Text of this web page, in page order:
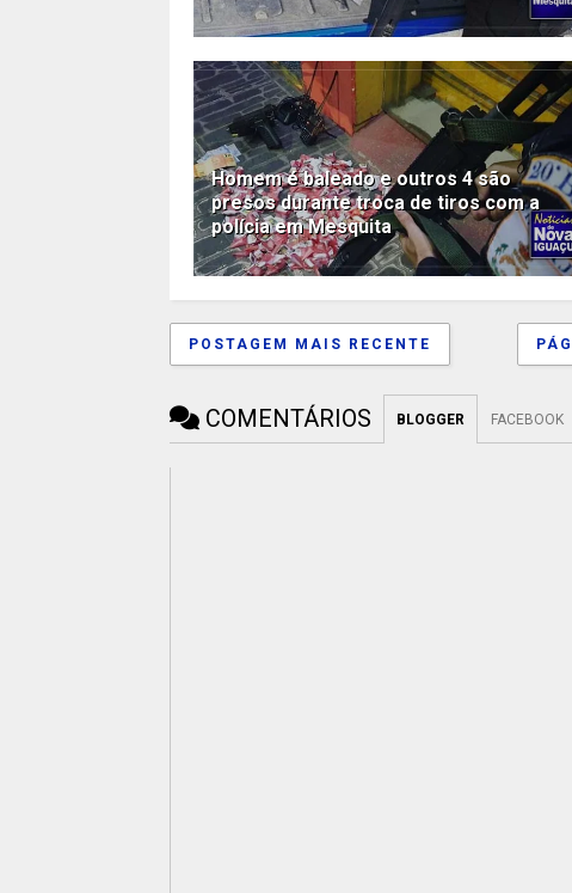
Homem é baleado e outros 4 são
presos durante troca de tiros com a
polícia em Mesquita
POSTAGEM MAIS RECENTE
COMENTÁRIOS BLOGGER FACEBOOK